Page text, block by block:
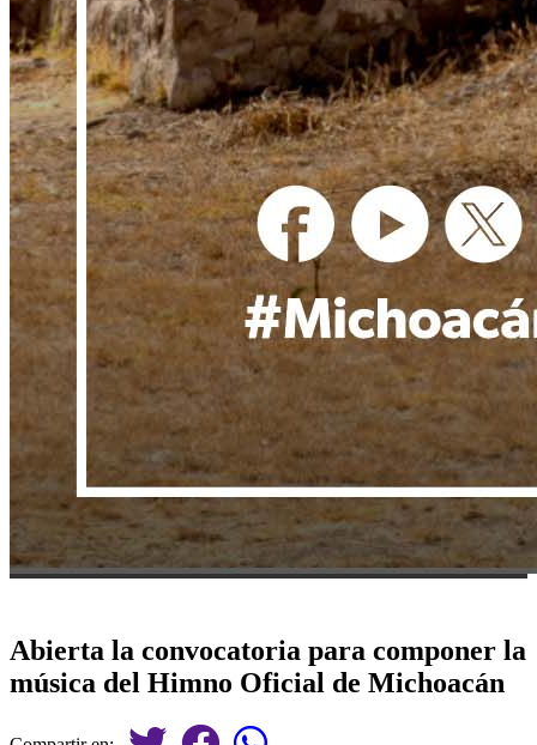
Abierta la convocatoria para componer la
música del Himno Oficial de Michoacán